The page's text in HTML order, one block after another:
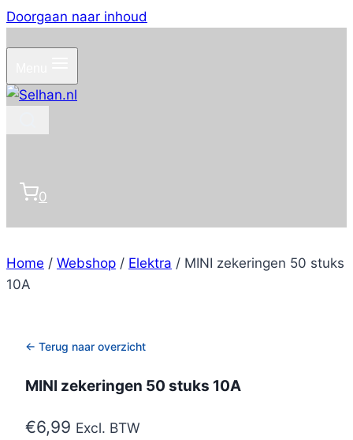
Doorgaan naar inhoud
0
Home / Webshop / Elektra / MINI zekeringen 50 stuks
10A
← Terug naar overzicht
MINI zekeringen 50 stuks 10A
€6,99 Excl. BTW